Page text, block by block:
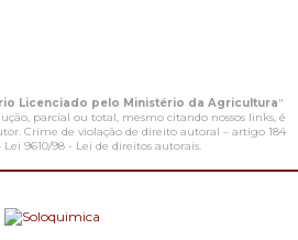
Licenciado pelo Ministério da Agricultura"
parcial ou total, mesmo citando nossos links, é
Crime de violação de direito autoral – artigo 184
Lei 9610/98 - Lei de direitos autorais.